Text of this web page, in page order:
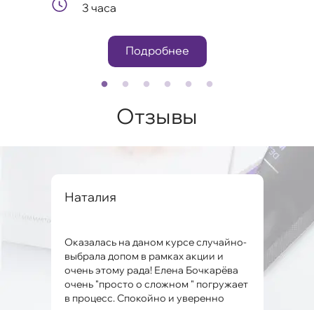
3 часа
Подробнее
Отзывы
Наталия
Оказалась на даном курсе случайно-
выбрала допом в рамках акции и
очень этому рада! Елена Бочкарёва
очень "просто о сложном " погружает
в процесс. Спокойно и уверенно